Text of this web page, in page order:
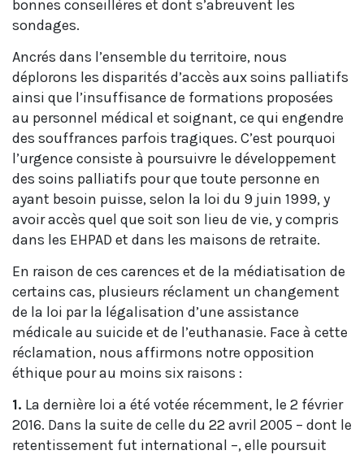
bonnes conseillères et dont s’abreuvent les
sondages.
Ancrés dans l’ensemble du territoire, nous
déplorons les disparités d’accès aux soins palliatifs
ainsi que l’insuffisance de formations proposées
au personnel médical et soignant, ce qui engendre
des souffrances parfois tragiques. C’est pourquoi
l’urgence consiste à poursuivre le développement
des soins palliatifs pour que toute personne en
ayant besoin puisse, selon la loi du 9 juin 1999, y
avoir accès quel que soit son lieu de vie, y compris
dans les EHPAD et dans les maisons de retraite.
En raison de ces carences et de la médiatisation de
certains cas, plusieurs réclament un changement
de la loi par la légalisation d’une assistance
médicale au suicide et de l’euthanasie. Face à cette
réclamation, nous affirmons notre opposition
éthique pour au moins six raisons :
1. La dernière loi a été votée récemment, le 2 février
2016. Dans la suite de celle du 22 avril 2005 – dont le
retentissement fut international –, elle poursuit